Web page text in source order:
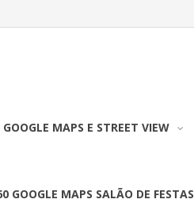
GOOGLE MAPS E STREET VIEW
GOOGLE MAPS SALÃO DE FESTAS